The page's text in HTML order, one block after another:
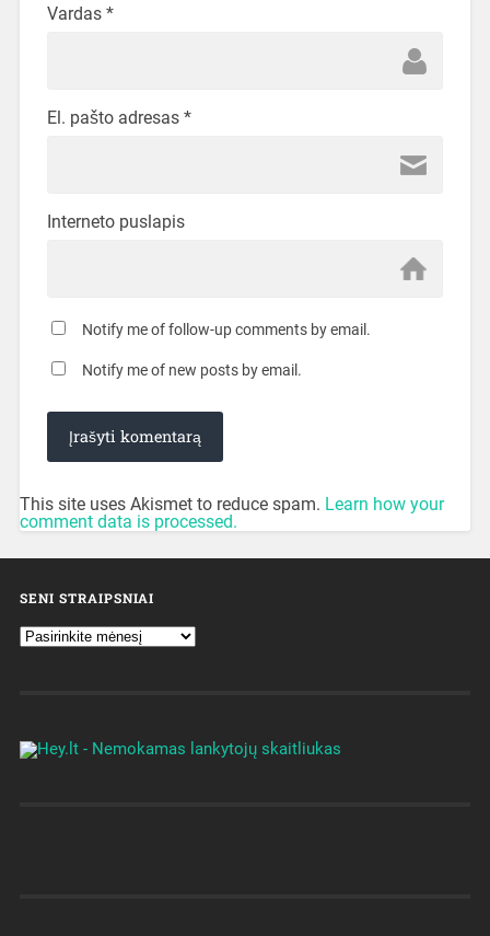
Vardas *
El. pašto adresas *
Interneto puslapis
Notify me of follow-up comments by email.
Notify me of new posts by email.
This site uses Akismet to reduce spam. Learn how your
comment data is processed.
SENI STRAIPSNIAI